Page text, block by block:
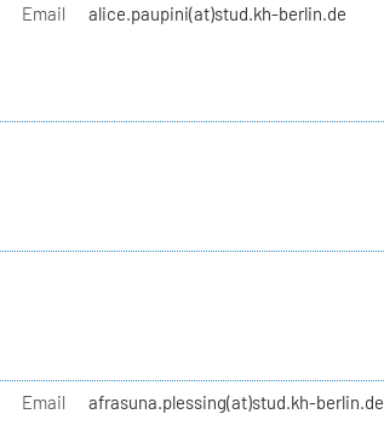
Email alice.paupini(at)stud.kh-berlin.de
Email afrasuna.plessing(at)stud.kh-berlin.de